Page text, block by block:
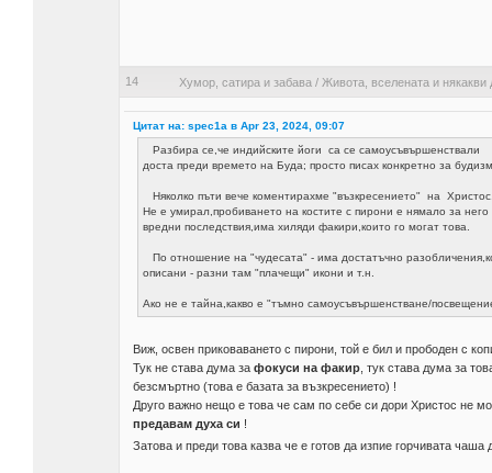
14 Хумор, сатира и забава / Живота, вселената и някакви
Цитат на: spec1a в Apr 23, 2024, 09:07
Разбира се,че индийските йоги са се самоусъвършенствали
доста преди времето на Буда; просто писах конкретно за
Няколко пъти вече коментирахме "възкресението" на
Не е умирал,пробиването на костите с пирони е нямало за него
вредни последствия,има хиляди факири,които го могат това.
По отношение на "чудесата" - има достатъчно
описани - разни там "плачещи" икони и т.н.
Ако не е тайна,какво е "тъмно самоусъвършенстване/
Виж, освен приковаването с пирони, той е бил и прободен с
Тук не става дума за фокуси на факир, тук става дума за
безсмъртно (това е базата за възкресението) !
Друго важно нещо е това че сам по себе си дори Христос не
предавам духа си !
Затова и преди това казва че е готов да изпие горчивата чаша